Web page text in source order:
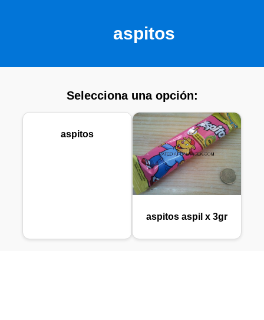
aspitos
Selecciona una opción:
aspitos
aspitos aspil x 3gr